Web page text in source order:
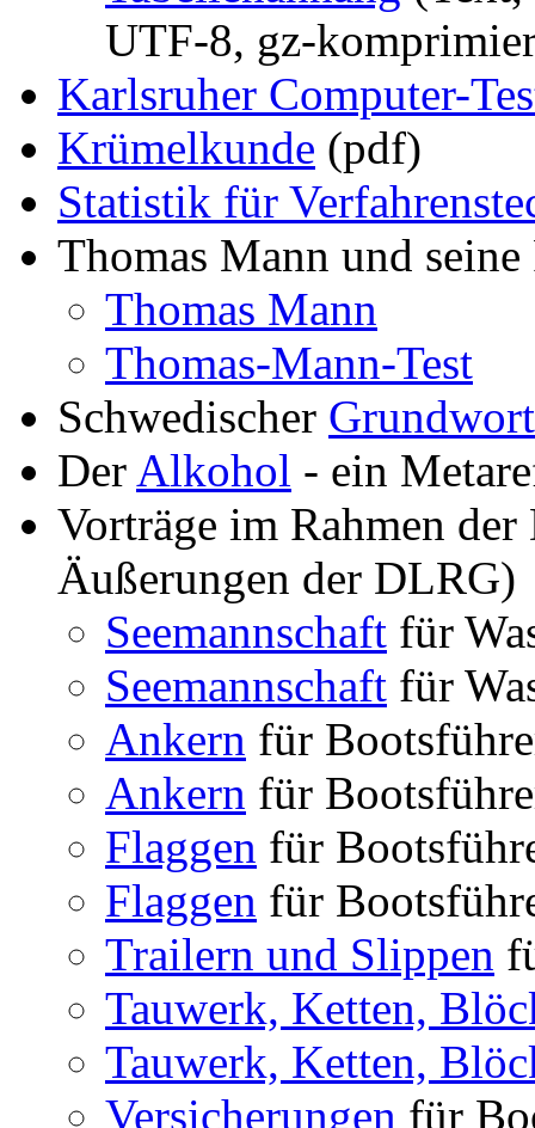
UTF-8, gz-
Karlsruher Computer-
Krümelkunde (pdf)
Statistik für
Thomas Mann und
Thomas Mann
Thomas-Mann-Test
Schwedischer
Der Alkohol - ein
Vorträge im Rahmen
Äußerungen der DLRG)
Seemannschaft für
Seemannschaft für
Ankern für
Ankern für
Flaggen für
Flaggen für
Trailern und Slippen
Tauwerk, Ketten,
Tauwerk, Ketten,
Versicherungen für